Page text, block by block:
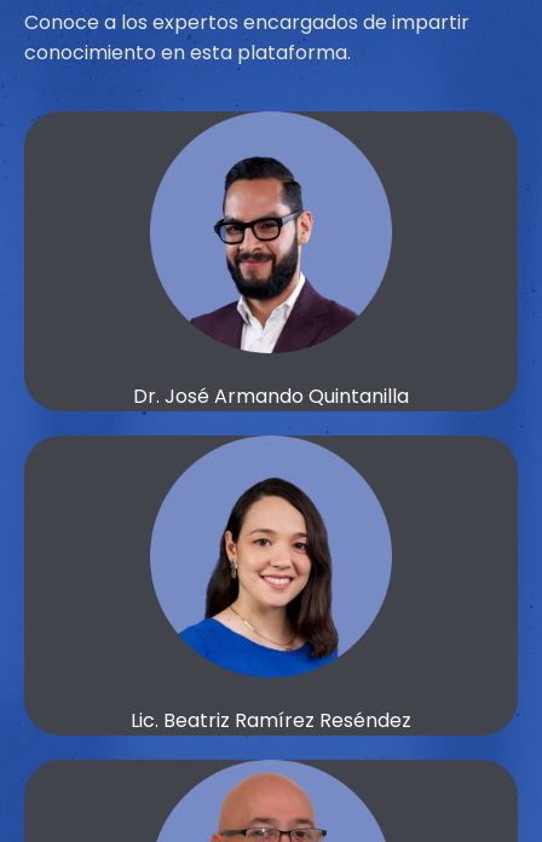
Conoce a los expertos encargados de impartir
conocimiento en esta plataforma.
Dr. José Armando Quintanilla
Lic. Beatriz Ramírez Reséndez